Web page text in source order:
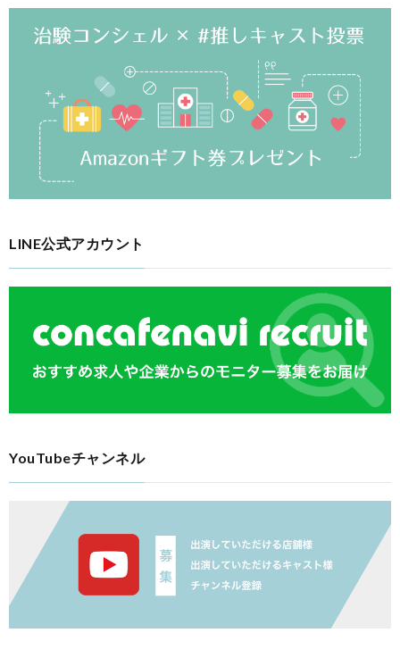
LINE公式アカウント
YouTubeチャンネル